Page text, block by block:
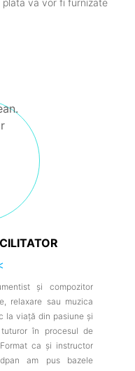
și compozitor
relaxare sau muzica
la viață din pasiune și
în procesul de
ca și instructor
am pus bazele